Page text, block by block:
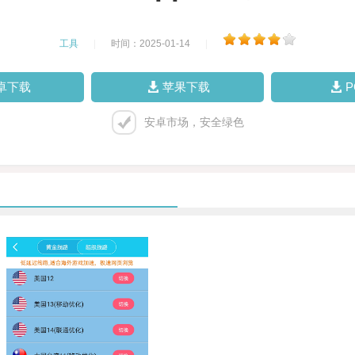
工具 时间：2025-01-14
下载 苹果下载
安卓市场，安全绿色